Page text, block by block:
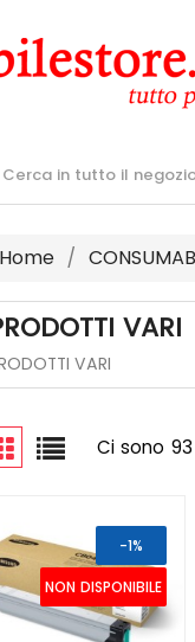
VARI
VARI
Ci sono
NON DISPONIBILE
-1%